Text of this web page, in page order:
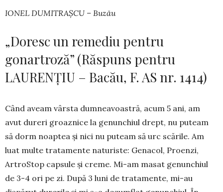
IONEL DUMITRAȘCU – Buzău
„Doresc un remediu pentru
gonartroză” (Răspuns pentru
LAURENȚIU – Bacău, F. AS nr. 1414)
Când aveam vârsta dumneavoastră, acum 5 ani, am
avut dureri groaznice la genunchiul drept, nu puteam
să dorm noaptea și nici nu puteam să urc scările. Am
luat multe tratamente naturiste: Gena­col, Proenzi,
ArtroStop capsule și creme. Mi-am masat genunchiul
de 3-4 ori pe zi. După 3 luni de tratamente, mi-au